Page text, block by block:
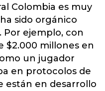
Colombia es muy
sido orgánico
ejemplo, con
$2.000 millones en
un jugador
en protocolos de
están en desarrollo